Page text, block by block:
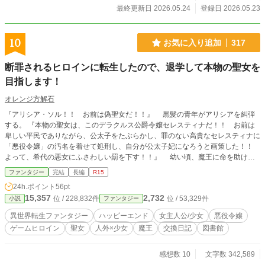
感に溺れ、貪欲に熱杭をねだる――。 ​茜色の夕暮れから、深い夜の闇へ。 美し
逆転の密室官能劇。 ​（全5話・完結済）
最終更新日 2026.05.24
登録日 2026.05.23
10 お気に入り追加 317
断罪されるヒロインに転生したので、退学して本物の聖女を
目指します！
オレンジ方解石
『アリシア・ソル！！ お前は偽聖女だ！！』 黒髪の青年がアリシアを糾弾
する。 『本物の聖女は、このデラクルス公爵令嬢セレスティナだ！！ お前は
卑しい平民でありながら、公太子をたぶらかし、罪のない高貴なセレスティナに
「悪役令嬢」の汚名を着せて処刑し、自分が公太子妃になろうと画策した！！
よって、希代の悪女にふさわしい罰を下す！！』 幼い頃、魔王に命を助けら
れた平民の少女アリシア。 成長した彼女は、癒しの聖魔力を認められて王立
学院へ入学するものの、公爵令嬢セレスティナとの出会いにより、この世界が前
世で読んだ漫画の世界であり、セレスティナこそが主人公の悪役令嬢で、アリシ
アはセレスティナの婚約者である公太子レオポルドを誘惑して、セレスティナを
陥れようとするものの、セレスティナの真の恋人である隣国の第三皇子に断罪さ
れる、偽聖女ことゲームヒロインであることを思い出す。 処刑の未来を回避
するため、魔王に助けられた代償を払うため、学院を退学して本物の聖女を目指
うえ、彼女を愛する執事の工作で、アリシアは危険な戦場へ行かされる羽目にな
ファンタジー 完結 長編 R15
24h.ポイント 56pt
小説 15,357 位 / 228,832件 ファンタジー 2,732 位 / 53,329件
異世界転生ファンタジー ハッピーエンド 女主人公/少女
悪役令嬢
ゲームヒロイン
聖女 人外×少女 魔王 交換日記 図書館
感想数 10
文字数 342,589